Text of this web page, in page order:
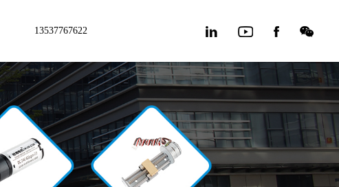
13537767622